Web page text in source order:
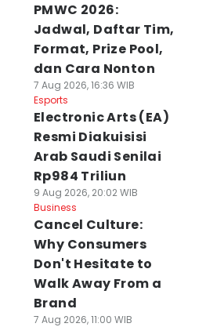
PMWC 2026:
Jadwal, Daftar Tim,
Format, Prize Pool,
dan Cara Nonton
7 Aug 2026, 16:36 WIB
Esports
Electronic Arts (EA)
Resmi Diakuisisi
Arab Saudi Senilai
Rp984 Triliun
9 Aug 2026, 20:02 WIB
Business
Cancel Culture:
Why Consumers
Don't Hesitate to
Walk Away From a
Brand
7 Aug 2026, 11:00 WIB